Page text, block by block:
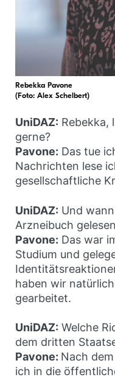
Rebekka Pavone
(Foto: Alex Schelbert)
UniDAZ: Rebekka,
gerne?
Pavone: Das tue
Nachrichten lese
gesellschaftliche
UniDAZ: Und
Arzneibuch
Pavone: Das war
Studium und
haben wir
gearbeitet.
UniDAZ: Welche
dem dritten
Pavone: Nach
ich in die